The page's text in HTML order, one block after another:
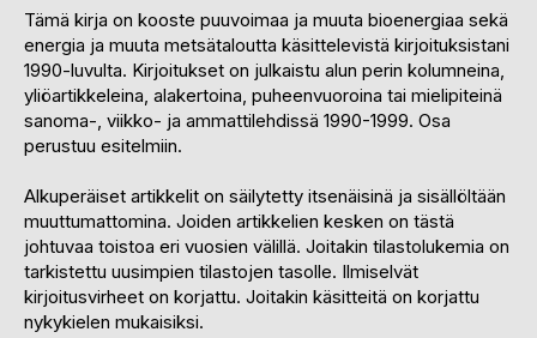
Tämä kirja on kooste puuvoimaa ja muuta bioenergiaa sekä
energia ja muuta metsätaloutta käsittelevistä kirjoituksistani
1990-luvulta. Kirjoitukset on julkaistu alun perin kolumneina,
yliöartikkeleina, alakertoina, puheenvuoroina tai mielipiteinä
sanoma-, viikko- ja ammattilehdissä 1990-1999. Osa
perustuu esitelmiin.
Alkuperäiset artikkelit on säilytetty itsenäisinä ja sisällöltään
muuttumattomina. Joiden artikkelien kesken on tästä
johtuvaa toistoa eri vuosien välillä. Joitakin tilastolukemia on
tarkistettu uusimpien tilastojen tasolle. Ilmiselvät
kirjoitusvirheet on korjattu. Joitakin käsitteitä on korjattu
nykykielen mukaisiksi.